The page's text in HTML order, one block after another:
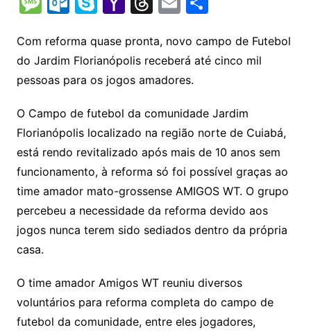
p
y
Li
n
k
at
s
A
p
p
e
gr
a
m
er t
k
e
dI
l
gl
s
sr
o
o
m
s
s
a
g
e
lo
o
k.
c
o
m
y
p
e
h
o
o
M
ai
l
e
a
d
s
ai
l
ar
e
Com reforma quase pronta, novo campo de Futebol
do Jardim Florianópolis receberá até cinco mil
pessoas para os jogos amadores.
O Campo de futebol da comunidade Jardim
Florianópolis localizado na região norte de Cuiabá,
está rendo revitalizado após mais de 10 anos sem
funcionamento, à reforma só foi possível graças ao
time amador mato-grossense AMIGOS WT. O grupo
percebeu a necessidade da reforma devido aos
jogos nunca terem sido sediados dentro da própria
casa.
O time amador Amigos WT reuniu diversos
voluntários para reforma completa do campo de
futebol da comunidade, entre eles jogadores,